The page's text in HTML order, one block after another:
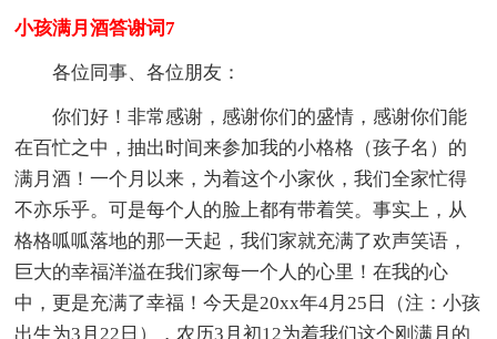
小孩满月酒答谢词7
各位同事、各位朋友：
你们好！非常感谢，感谢你们的盛情，感谢你们能
在百忙之中，抽出时间来参加我的小格格（孩子名）的
满月酒！一个月以来，为着这个小家伙，我们全家忙得
不亦乐乎。可是每个人的脸上都有带着笑。事实上，从
格格呱呱落地的那一天起，我们家就充满了欢声笑语，
巨大的幸福洋溢在我们家每一个人的心里！在我的心
中，更是充满了幸福！今天是20xx年4月25日（注：小孩
出生为3月22日），农历3月初12为着我们这个刚满月的